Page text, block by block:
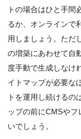
トの場合はひと手間
るか、オンラインで
用しましょう。ただ
の増築にあわせて自
度手動で生成しなけ
イトマップが必要な
トを運用し続けるの
ップの前にCMSや
いでしょう。